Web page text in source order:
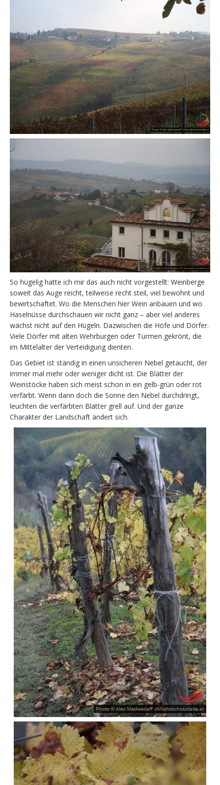
So hügelig hatte ich mir das auch nicht vorgestellt: Weinberge
soweit das Auge reicht, teilweise recht steil, viel bewohnt und
bewirtschaftet. Wo die Menschen hier Wein anbauen und wo
Haselnüsse durchschauen wir nicht ganz – aber viel anderes
wächst nicht auf den Hügeln. Dazwischen die Höfe und Dörfer.
Viele Dörfer mit alten Wehrburgen oder Türmen gekrönt, die
im Mittelalter der Verteidigung dienten.
Das Gebiet ist ständig in einen unsicheren Nebel getaucht, der
immer mal mehr oder weniger dicht ist. Die Blätter der
Weinstöcke haben sich meist schon in ein gelb-grün oder rot
verfärbt. Wenn dann doch die Sonne den Nebel durchdringt,
leuchten die verfärbten Blätter grell auf. Und der ganze
Charakter der Landschaft ändert sich.